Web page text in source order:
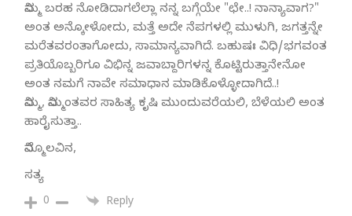
ನಿಮ್ಮ ಬರಹ ನೋಡಿದಾಗಲೆಲ್ಲಾ ನನ್ನ ಬಗ್ಗೆಯೇ "ಛೇ..! ನಾನ್ಯಾವಾಗ?"
ಅಂತ ಅನ್ಕೋಳೋದು, ಮತ್ತೆ ಅದೇ ನೆಪಗಳಲ್ಲಿ ಮುಳುಗಿ, ಜಗತ್ತನ್ನೇ
ಮರೆತವರಂತಾಗೋದು, ಸಾಮಾನ್ಯವಾಗಿದೆ. ಬಹುಷಃ ವಿಧಿ/ಭಗವಂತ
ಪ್ರತಿಯೊಬ್ಬರಿಗೂ ವಿಭಿನ್ನ ಜವಾಬ್ದಾರಿಗಳನ್ನ ಕೊಟ್ಟಿರುತ್ತಾನೇನೋ
ಅಂತ ನಮಗೆ ನಾವೇ ಸಮಾಧಾನ ಮಾಡಿಕೊಳ್ಳೋದಾಗಿದೆ..!
ನಿಮ್ಮ, ನಿಮ್ಮಂತವರ ಸಾಹಿತ್ಯ ಕೃಷಿ ಮುಂದುವರೆಯಲಿ, ಬೆಳೆಯಲಿ ಅಂತ
ಹಾರೈಸುತ್ತಾ..
ನಿಮ್ಮೊಲವಿನ,
ಸತ್ಯ
0 Reply